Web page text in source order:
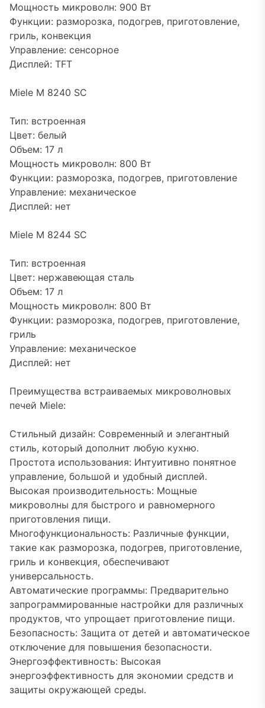
Мощность микроволн: 900 Вт
Функции: разморозка, подогрев, приготовление,
гриль, конвекция
Управление: сенсорное
Дисплей: TFT
Miele M 8240 SC
Тип: встроенная
Цвет: белый
Объем: 17 л
Мощность микроволн: 800 Вт
Функции: разморозка, подогрев, приготовление
Управление: механическое
Дисплей: нет
Miele M 8244 SC
Тип: встроенная
Цвет: нержавеющая сталь
Объем: 17 л
Мощность микроволн: 800 Вт
Функции: разморозка, подогрев, приготовление,
гриль
Управление: механическое
Дисплей: нет
Преимущества встраиваемых микроволновых
печей Miele:
Стильный дизайн: Современный и элегантный
стиль, который дополнит любую кухню.
Простота использования: Интуитивно понятное
управление, большой и удобный дисплей.
Высокая производительность: Мощные
микроволны для быстрого и равномерного
приготовления пищи.
Многофункциональность: Различные функции,
такие как разморозка, подогрев, приготовление,
гриль и конвекция, обеспечивают
универсальность.
Автоматические программы: Предварительно
запрограммированные настройки для различных
продуктов, что упрощает приготовление пищи.
Безопасность: Защита от детей и автоматическое
отключение для повышения безопасности.
Энергоэффективность: Высокая
энергоэффективность для экономии средств и
защиты окружающей среды.